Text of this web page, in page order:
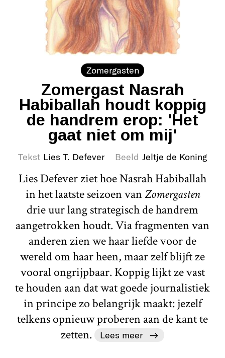
Zomergasten
Zomergast Nasrah
Habiballah houdt koppig
de handrem erop: 'Het
gaat niet om mij'
Tekst Lies T. Defever Beeld Jeltje de Koning
Lies Defever ziet hoe Nasrah Habiballah
in het laatste seizoen vanZomergasten
drie uur lang strategisch de handrem
aangetrokken houdt. Via fragmenten van
anderen zien we haar liefde voor de
wereld om haar heen, maar zelf blijft ze
vooral ongrijpbaar. Koppig lijkt ze vast
te houden aan dat wat goede journalistiek
in principe zo belangrijk maakt: jezelf
telkens opnieuw proberen aan de kant te
zetten.
Lees meer